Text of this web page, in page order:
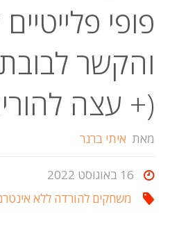
פופי
והקשר לבובת
(+ עצה
מאת איתי ברנר
16 באוגוסט 2022
משחקים להורדה ללא